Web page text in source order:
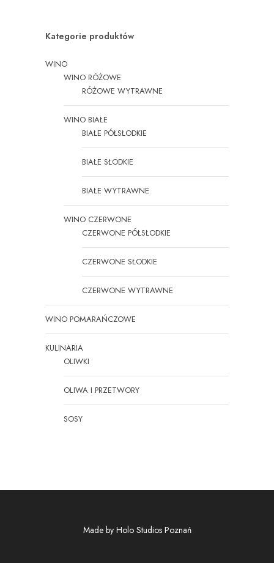
Kategorie produktów
WINO
WINO RÓŻOWE
RÓŻOWE WYTRAWNE
WINO BIAŁE
BIAŁE PÓŁSŁODKIE
BIAŁE SŁODKIE
BIAŁE WYTRAWNE
WINO CZERWONE
CZERWONE PÓŁSŁODKIE
CZERWONE SŁODKIE
CZERWONE WYTRAWNE
WINO POMARAŃCZOWE
KULINARIA
OLIWKI
OLIWA I PRZETWORY
SOSY
Made by Holo Studios Poznań